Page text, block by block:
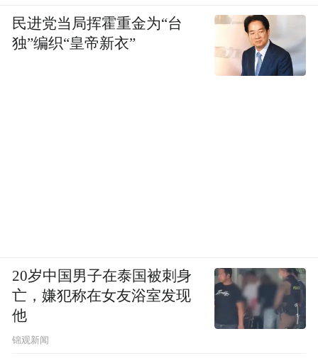
民进党当局挥霍重金为“台
独”编织“皇帝新衣”
20岁中国男子在泰国被刺身
亡，嫌犯称在女友浴室发现
他
锦观新闻